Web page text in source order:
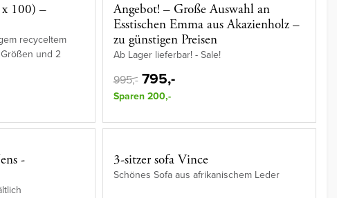
100) –
recyceltem
und 2
Angebot! – Große Auswahl an
Esstischen Emma aus Akazienholz –
zu günstigen Preisen
Ab Lager lieferbar! - Sale!
995,- 795,-
Sparen 200,-
-
3-sitzer sofa Vince
Schönes Sofa aus afrikanischem Leder